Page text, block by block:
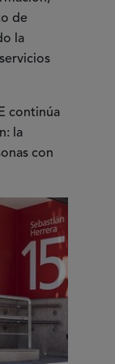
de
la
continúa
la
con